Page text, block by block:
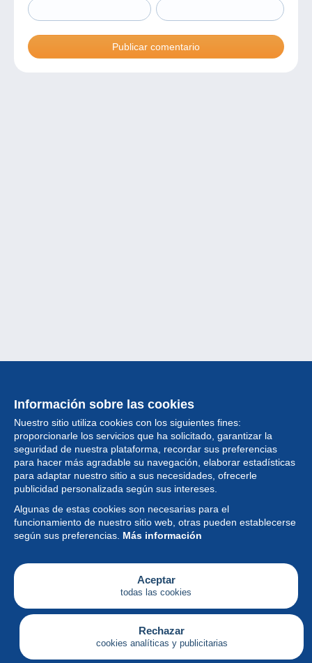
Información sobre las cookies
Nuestro sitio utiliza cookies con los siguientes fines:
proporcionarle los servicios que ha solicitado, garantizar la
seguridad de nuestra plataforma, recordar sus preferencias
para hacer más agradable su navegación, elaborar estadísticas
para adaptar nuestro sitio a sus necesidades, ofrecerle
publicidad personalizada según sus intereses.
Algunas de estas cookies son necesarias para el
funcionamiento de nuestro sitio web, otras pueden establecerse
según sus preferencias. Más información
Aceptar
todas las cookies
Rechazar
cookies analíticas y publicitarias
Colección
Noticias
Funcionalidad
Empresa
Servicios
Escribir